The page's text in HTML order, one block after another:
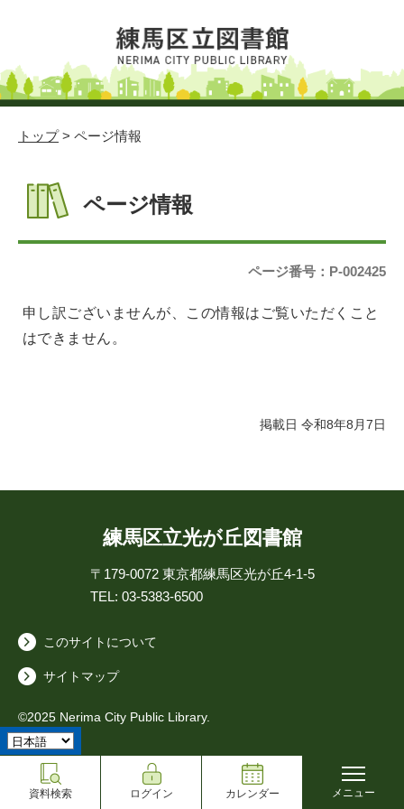
トップ> ページ情報
ページ情報
ページ番号：P-002425
申し訳ございませんが、この情報はご覧いただくこと
はできません。
掲載日 令和8年8月7日
練馬区立光が丘図書館
〒179-0072 東京都練馬区光が丘4-1-5
TEL: 03-5383-6500
このサイトについて
サイトマップ
©2025 Nerima City Public Library.
資料検索 ログイン カレンダー メニュー